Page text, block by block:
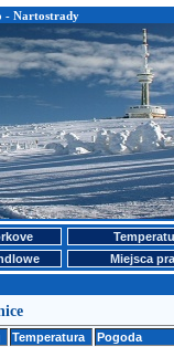
- Nartostrady
Miejsca
Temperatura Pogoda